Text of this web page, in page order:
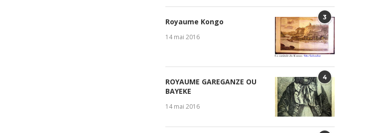
3
Royaume Kongo
14 mai 2016
4
ROYAUME GAREGANZE OU
BAYEKE
14 mai 2016